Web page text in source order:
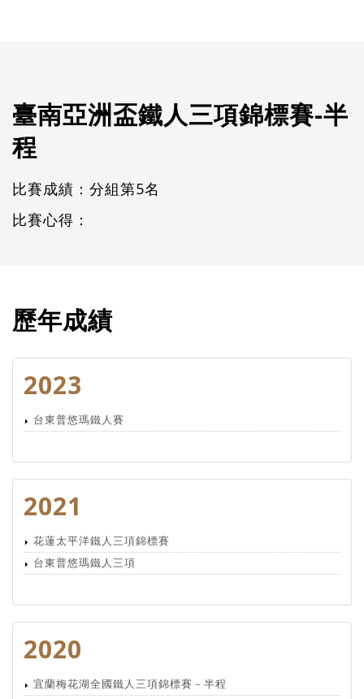
臺南亞洲盃鐵人三項錦標賽-半
程
比賽成績：分組第5名
比賽心得：
歷年成績
2023
台東普悠瑪鐵人賽
2021
花蓮太平洋鐵人三項錦標賽
台東普悠瑪鐵人三項
2020
宜蘭梅花湖全國鐵人三項錦標賽－半程